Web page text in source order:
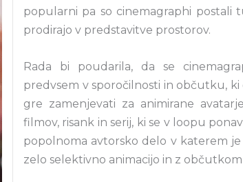
popularni pa so cinemagraphi postali
prodirajo v predstavitve prostorov.
Rada bi poudarila, da se
predvsem v sporočilnosti in občutku,
gre zamenjevati za animirane
filmov, risank in serij, ki se v loopu
popolnoma avtorsko delo v katerem
zelo selektivno animacijo in z